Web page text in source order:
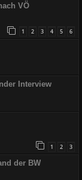
VÖ
1 2 3 4 5 6
Interview
1 2 3
der BW